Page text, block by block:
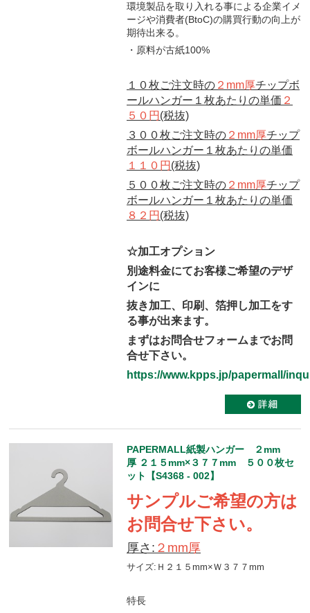
環境製品を取り入れる事による企業イメ
ージや消費者(BtoC)の購買行動の向上が
期待出来る。
・原料が古紙100%
１０枚ご注文時の ２mm厚チップボ
ールハンガー１枚あたりの単価 ２
５０円 (税抜)
３００枚ご注文時の ２mm厚チップ
ボールハンガー１枚あたりの単価
１１０円 (税抜)
５００枚ご注文時の ２mm厚チップ
ボールハンガー１枚あたりの単価
８２円 (税抜)
☆加工オプション
別途料金にてお客様ご希望のデザ
インに
抜き加工、印刷、箔押し加工をす
る事が出来ます。
まずはお問合せフォームまでお問
合せ下さい。
https://www.kpps.jp/papermall/
PAPERMALL紙製ハンガー ２mm
厚 ２１５mm×３７７mm ５００枚セ
ット【S4368 - 002】
サンプルご希望の方は
お問合せ下さい。
厚さ: ２mm厚
サイズ:Ｈ２１５mm×Ｗ３７７mm
特長